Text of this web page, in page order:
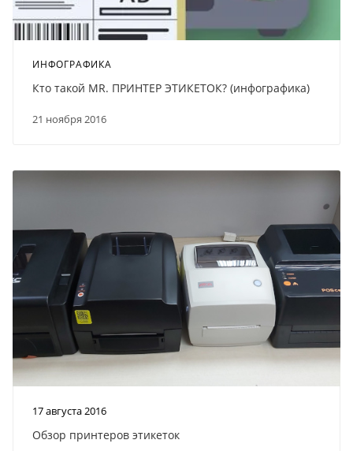
ИНФОГРАФИКА
21 ноября 2016
Кто такой MR. ПРИНТЕР ЭТИКЕТОК? (инфографика)
17 августа 2016
Обзор принтеров этикеток